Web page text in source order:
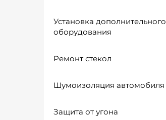
Установка дополнительного
оборудования
Ремонт стекол
Шумоизоляция автомобиля
Защита от угона